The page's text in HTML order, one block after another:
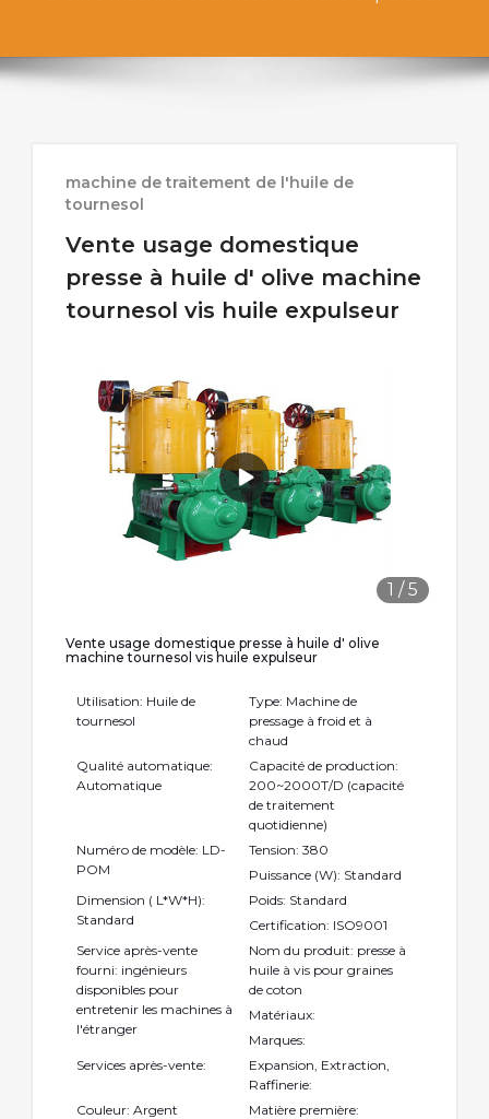
machine de traitement de l'huile de
tournesol
Vente usage domestique
presse à huile d' olive machine
tournesol vis huile expulseur
1 /5
Vente usage domestique presse à huile d' olive
machine tournesol vis huile expulseur
Utilisation: Huile de
tournesol
Type: Machine de
pressage à froid et à
chaud
Qualité automatique:
Automatique
Capacité de production:
200~2000T/D (capacité
de traitement
quotidienne)
Numéro de modèle: LD-
POM
Tension: 380
Puissance (W): Standard
Dimension ( L*W*H):
Standard
Poids: Standard
Certification: ISO9001
Service après-vente
fourni: ingénieurs
disponibles pour
entretenir les machines à
l'étranger
Nom du produit: presse à
huile à vis pour graines
de coton
Matériaux:
Marques:
Services après-vente:
Expansion, Extraction,
Raffinerie:
Couleur: Argent
Matière première: